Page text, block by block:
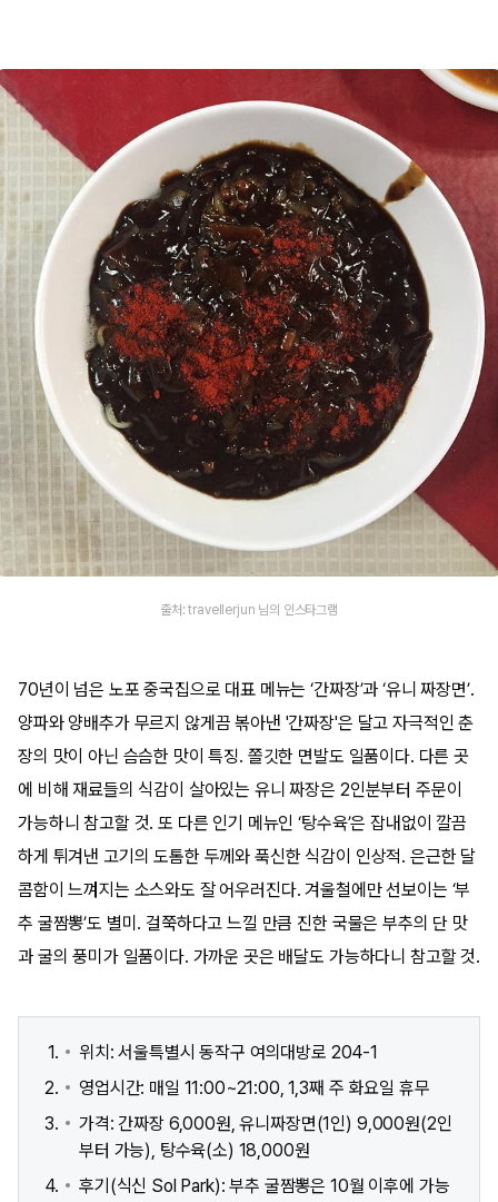
출처: travellerjun 님의 인스타그램
70년이 넘은 노포 중국집으로 대표 메뉴는 ‘간짜장’과 ‘유니 짜장면’.
양파와 양배추가 무르지 않게끔 볶아낸 '간짜장'은 달고 자극적인 춘
장의 맛이 아닌 슴슴한 맛이 특징. 쫄깃한 면발도 일품이다. 다른 곳
에 비해 재료들의 식감이 살아있는 유니 짜장은 2인분부터 주문이
가능하니 참고할 것. 또 다른 인기 메뉴인 ‘탕수육’은 잡내없이 깔끔
하게 튀겨낸 고기의 도톰한 두께와 푹신한 식감이 인상적. 은근한 달
콤함이 느껴지는 소스와도 잘 어우러진다. 겨울철에만 선보이는 ‘부
추 굴짬뽕’도 별미. 걸쭉하다고 느낄 만큼 진한 국물은 부추의 단 맛
과 굴의 풍미가 일품이다. 가까운 곳은 배달도 가능하다니 참고할 것.
위치: 서울특별시 동작구 여의대방로 204-1
영업시간: 매일 11:00~21:00, 1,3째 주 화요일 휴무
가격: 간짜장 6,000원, 유니짜장면(1인) 9,000원(2인
부터 가능), 탕수육(소) 18,000원
후기(식신 Sol Park): 부추 굴짬뽕은 10월 이후에 가능